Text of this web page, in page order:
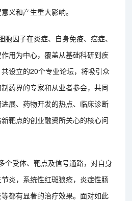
义和产生重大影响。
胞因子在炎症、自身免疫、癌症、
用为中心，覆盖从基础科研到疾
设立的20个专业论坛，将吸引众
药界的专家和从业者参会，共同
展、药物开发的热点、临床诊断
靶点的创业融资所关心的核心问
个受体、靶点及信号通路，对自身
炎，系统性红斑狼疮，炎症性肠
都有显著的治疗效果。面对如此